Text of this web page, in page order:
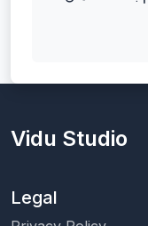
Vidu Studio
Legal